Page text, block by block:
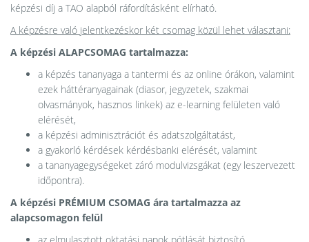
képzési díj a TAO alapból ráfordításként elírható.
A képzésre való jelentkezéskor két csomag közül lehet választani:
A képzési ALAPCSOMAG tartalmazza:
a képzés tananyaga a tantermi és az online órákon, valamint
ezek háttéranyagainak (diasor, jegyzetek, szakmai
olvasmányok, hasznos linkek) az e-learning felületen való
elérését,
a képzési adminisztrációt és adatszolgáltatást,
a gyakorló kérdések kérdésbanki elérését, valamint
a tananyagegységeket záró modulvizsgákat (egy leszervezett
időpontra).
A képzési PRÉMIUM CSOMAG ára tartalmazza az
alapcsomagon felül